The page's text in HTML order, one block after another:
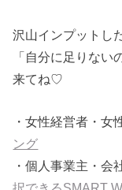
沢山インプットし
「自分に足りな
来てね♡
・女性経営者・
ング
・個人事業主・会